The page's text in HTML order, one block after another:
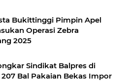
Bukittinggi Pimpin Apel
Operasi Zebra
2025
Sindikat Balpres di
Bal Pakaian Bekas Impor